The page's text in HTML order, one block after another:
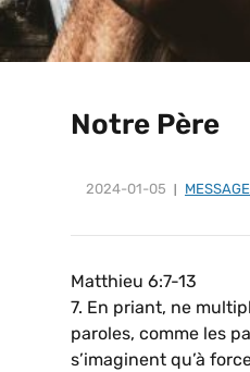
Notre Père
2024-01-05
Matthieu 6:7-13
7. En priant, ne
paroles, comme les
s’imaginent qu’à